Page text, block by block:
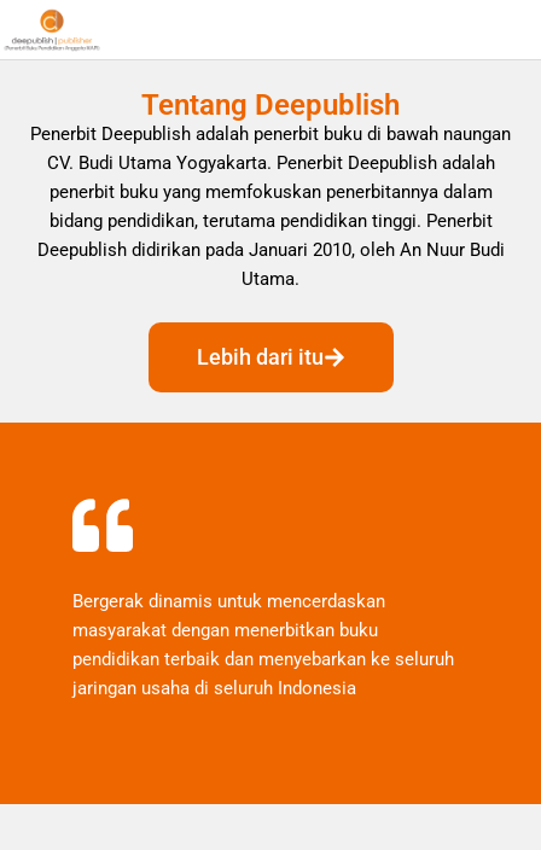
Tentang Deepublish
Penerbit Deepublish adalah penerbit buku di bawah naungan
CV. Budi Utama Yogyakarta. Penerbit Deepublish adalah
penerbit buku yang memfokuskan penerbitannya dalam
bidang pendidikan, terutama pendidikan tinggi. Penerbit
Deepublish didirikan pada Januari 2010, oleh An Nuur Budi
Utama.
Lebih dari itu
Bergerak dinamis untuk mencerdaskan
masyarakat dengan menerbitkan buku
pendidikan terbaik dan menyebarkan ke seluruh
jaringan usaha di seluruh Indonesia